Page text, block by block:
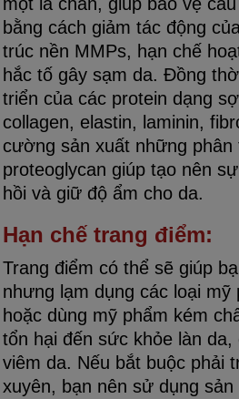
một lá chắn, giúp bảo vệ
bằng cách giảm tác động
trúc nền MMPs, hạn chế
hắc tố gây sạm da. Đồng
triển của các protein dạng
collagen, elastin, laminin,
cường sản xuất những
proteoglycan giúp tạo nên
hồi và giữ độ ẩm cho da.
Hạn chế trang điểm:
Trang điểm có thể sẽ giúp
nhưng lạm dụng các loại mỹ
hoặc dùng mỹ phẩm kém
tổn hại đến sức khỏe làn da,
viêm da. Nếu bắt buộc phải
xuyên, bạn nên sử dụng